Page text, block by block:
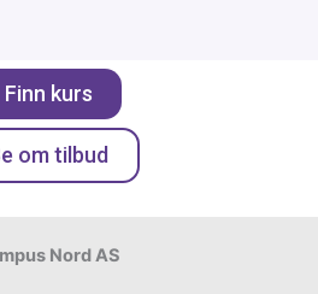
Finn kurs
om tilbud
Nord AS